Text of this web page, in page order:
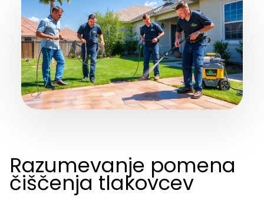
Razumevanje pomena
čiščenja tlakovcev